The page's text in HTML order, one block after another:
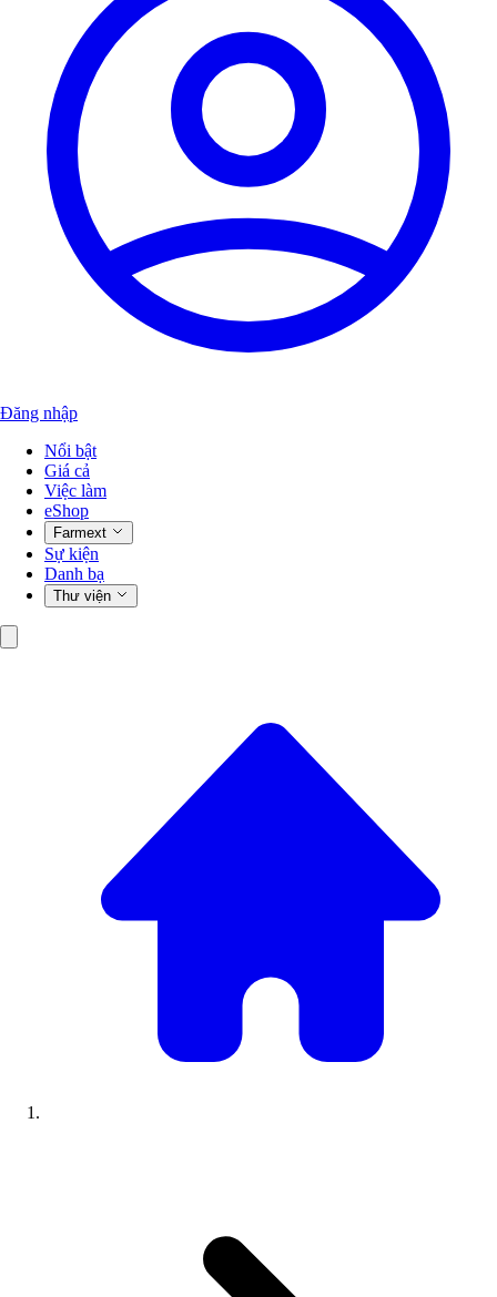
Đăng nhập
Nổi bật
Giá cả
Việc làm
eShop
Farmext
Sự kiện
Danh bạ
Thư viện